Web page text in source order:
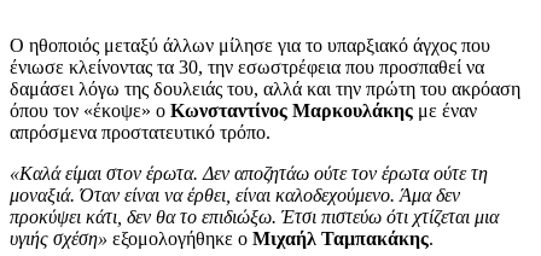
Ο ηθοποιός μεταξύ άλλων μίλησε για το υπαρξιακό άγχος που
ένιωσε κλείνοντας τα 30, την εσωστρέφεια που προσπαθεί να
δαμάσει λόγω της δουλειάς του, αλλά και την πρώτη του ακρόαση
όπου τον «έκοψε» ο Κωνσταντίνος Μαρκουλάκης με έναν
απρόσμενα προστατευτικό τρόπο.
«Καλά είμαι στον έρωτα. Δεν αποζητάω ούτε τον έρωτα ούτε τη
μοναξιά. Όταν είναι να έρθει, είναι καλοδεχούμενο. Άμα δεν
προκύψει κάτι, δεν θα το επιδιώξω. Έτσι πιστεύω ότι χτίζεται μια
υγιής σχέση» εξομολογήθηκε ο Μιχαήλ Ταμπακάκης.